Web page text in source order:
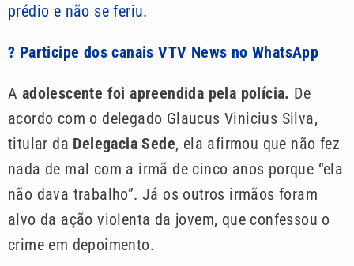
prédio e não se feriu.
? Participe dos canais VTV News no WhatsApp
A adolescente foi apreendida pela polícia. De
acordo com o delegado Glaucus Vinicius Silva,
titular da Delegacia Sede, ela afirmou que não fez
nada de mal com a irmã de cinco anos porque “ela
não dava trabalho”. Já os outros irmãos foram
alvo da ação violenta da jovem, que confessou o
crime em depoimento.